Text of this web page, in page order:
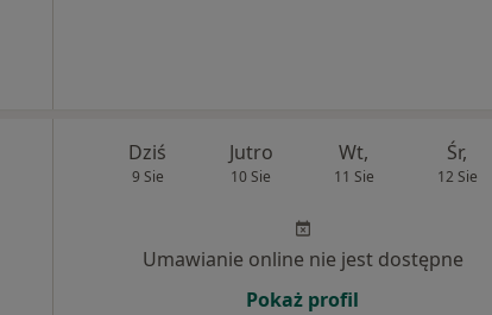
Dziś
9 Sie
Jutro
10 Sie
Wt,
11 Sie
Śr,
12 Sie
Umawianie online nie jest dostępne
Pokaż profil